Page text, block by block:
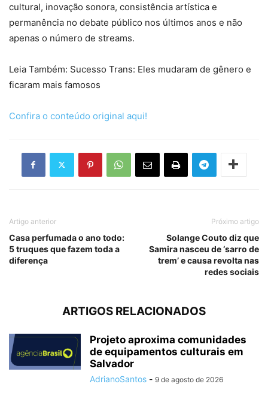
cultural, inovação sonora, consistência artística e
permanência no debate público nos últimos anos e não
apenas o número de streams.
Leia Também: Sucesso Trans: Eles mudaram de gênero e
ficaram mais famosos
Confira o conteúdo original aqui!
Artigo anterior
Casa perfumada o ano todo:
5 truques que fazem toda a
diferença
Próximo artigo
Solange Couto diz que
Samira nasceu de ‘sarro de
trem’ e causa revolta nas
redes sociais
ARTIGOS RELACIONADOS
Projeto aproxima comunidades
de equipamentos culturais em
Salvador
AdrianoSantos - 9 de agosto de 2026